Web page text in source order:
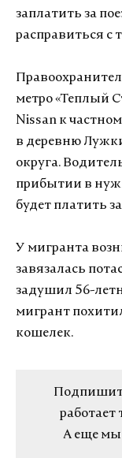
заплатить за
расправиться с
метро «Теплый
Nissan к
в деревню
округа.
прибытии в
будет платить
У мигранта
завязалась
задушил 56-
мигрант
кошелек.
работает
А еще мы